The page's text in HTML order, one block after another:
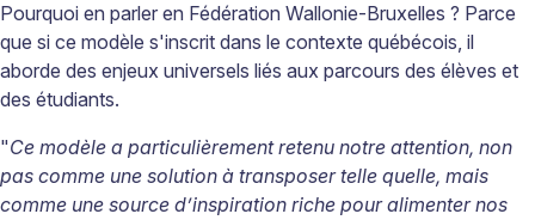
Pourquoi en parler en Fédération Wallonie-Bruxelles ? Parce
que si ce modèle s'inscrit dans le contexte québécois, il
aborde des enjeux universels liés aux parcours des élèves et
des étudiants.
"Ce modèle a particulièrement retenu notre attention, non
pas comme une solution à transposer telle quelle, mais
comme une source d’inspiration riche pour alimenter nos